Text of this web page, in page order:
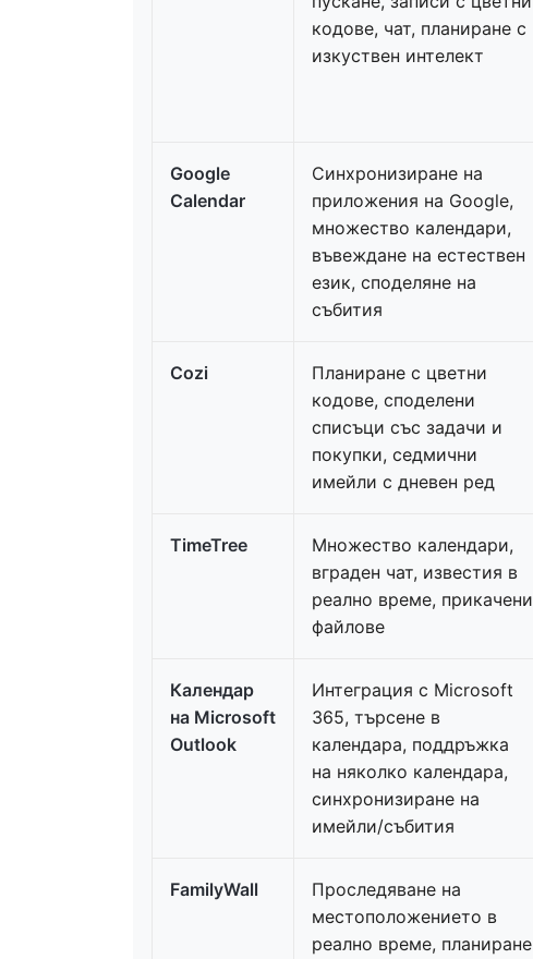
кодове, чат, планиране с
изкуствен интелект
Google
Calendar
Синхронизиране на
приложения на Google,
множество календари,
въвеждане на естествен
език, споделяне на
събития
Cozi
Планиране с цветни
кодове, споделени
списъци със задачи и
покупки, седмични
имейли с дневен ред
TimeTree
Множество календари,
вграден чат, известия в
реално време, прикачени
файлове
Календар
на Microsoft
Outlook
Интеграция с Microsoft
365, търсене в
календара, поддръжка
на няколко календара,
синхронизиране на
имейли/събития
FamilyWall
Проследяване на
местоположението в
реално време, планиране